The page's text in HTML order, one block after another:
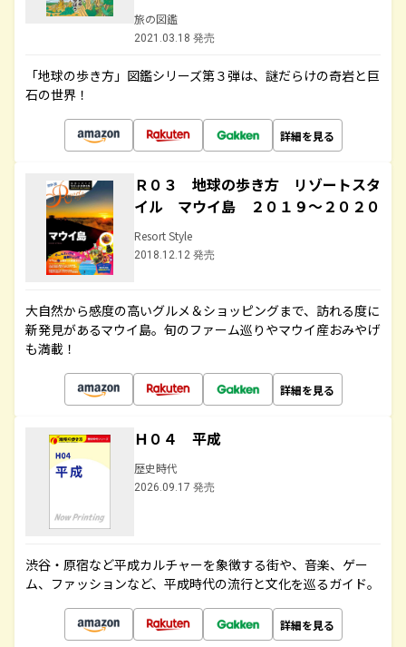
旅の図鑑
2021.03.18 発売
「地球の歩き方」図鑑シリーズ第３弾は、謎だらけの奇岩と巨
石の世界！
詳細を見る
Ｒ０３ 地球の歩き方 リゾートスタ
イル マウイ島 ２０１９～２０２０
Resort Style
2018.12.12 発売
大自然から感度の高いグルメ＆ショッピングまで、訪れる度に
新発見があるマウイ島。旬のファーム巡りやマウイ産おみやげ
も満載！
詳細を見る
Ｈ０４ 平成
歴史時代
2026.09.17 発売
渋谷・原宿など平成カルチャーを象徴する街や、音楽、ゲー
ム、ファッションなど、平成時代の流行と文化を巡るガイド。
詳細を見る